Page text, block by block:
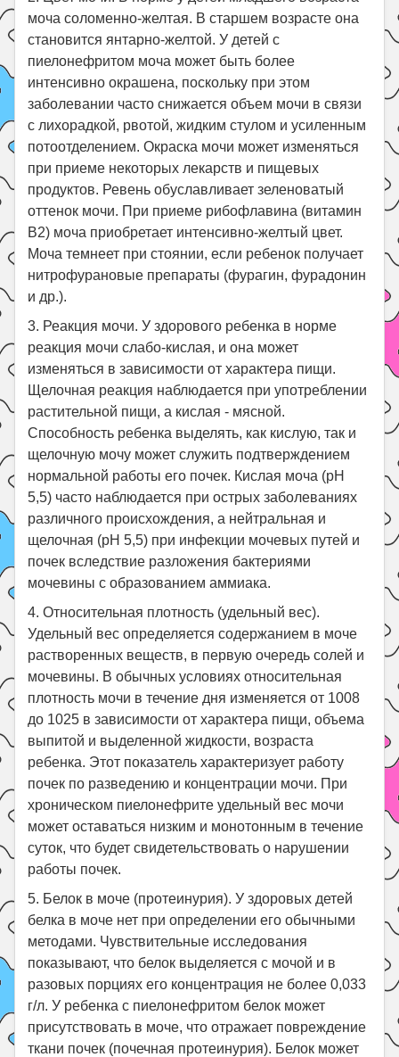
моча соломенно-желтая. В старшем возрасте она
становится янтарно-желтой. У детей с
пиелонефритом моча может быть более
интенсивно окрашена, поскольку при этом
заболевании часто снижается объем мочи в связи
с лихорадкой, рвотой, жидким стулом и усиленным
потоотделением. Окраска мочи может изменяться
при приеме некоторых лекарств и пищевых
продуктов. Ревень обуславливает зеленоватый
оттенок мочи. При приеме рибофлавина (витамин
В2) моча приобретает интенсивно-желтый цвет.
Моча темнеет при стоянии, если ребенок получает
нитрофурановые препараты (фурагин, фурадонин
и др.).
3. Реакция мочи. У здорового ребенка в норме
реакция мочи слабо-кислая, и она может
изменяться в зависимости от характера пищи.
Щелочная реакция наблюдается при употреблении
растительной пищи, а кислая - мясной.
Способность ребенка выделять, как кислую, так и
щелочную мочу может служить подтверждением
нормальной работы его почек. Кислая моча (рН
5,5) часто наблюдается при острых заболеваниях
различного происхождения, а нейтральная и
щелочная (рН 5,5) при инфекции мочевых путей и
почек вследствие разложения бактериями
мочевины с образованием аммиака.
4. Относительная плотность (удельный вес).
Удельный вес определяется содержанием в моче
растворенных веществ, в первую очередь солей и
мочевины. В обычных условиях относительная
плотность мочи в течение дня изменяется от 1008
до 1025 в зависимости от характера пищи, объема
выпитой и выделенной жидкости, возраста
ребенка. Этот показатель характеризует работу
почек по разведению и концентрации мочи. При
хроническом пиелонефрите удельный вес мочи
может оставаться низким и монотонным в течение
суток, что будет свидетельствовать о нарушении
работы почек.
5. Белок в моче (протеинурия). У здоровых детей
белка в моче нет при определении его обычными
методами. Чувствительные исследования
показывают, что белок выделяется с мочой и в
разовых порциях его концентрация не более 0,033
г/л. У ребенка с пиелонефритом белок может
присутствовать в моче, что отражает повреждение
ткани почек (почечная протеинурия). Белок может